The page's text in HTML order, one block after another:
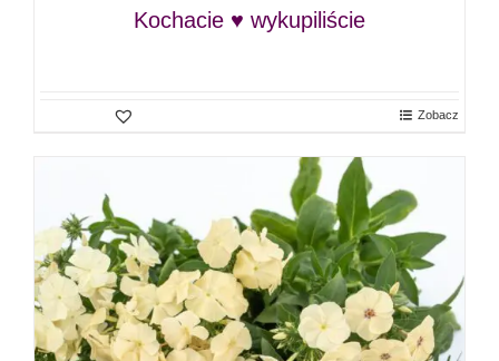
Kochacie ♥ wykupiliście
Zobacz